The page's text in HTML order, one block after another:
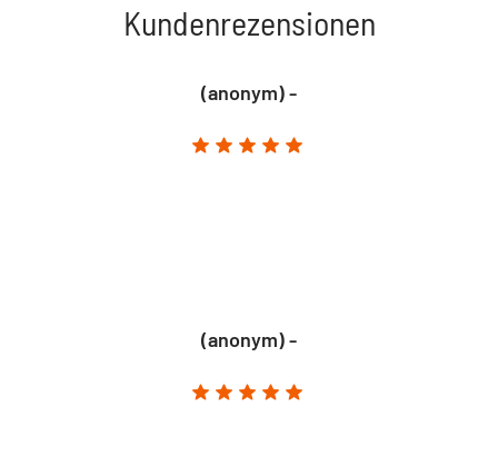
Kundenrezensionen
(anonym) -
(anonym) -